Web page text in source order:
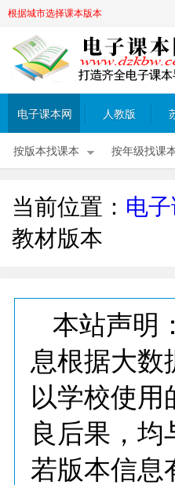
根据城市选择课本版本
电子课本网 人教版
按版本找课本 按年级找课
当前位置： 电
教材版本
本站声明：
息根据大数
以学校使
良后果，
若版本信息